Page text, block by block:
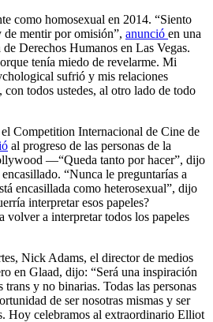
como homosexual en 2014. “Siento
de mentir por omisión”, anunció en una
Derechos Humanos en Las Vegas.
tenía miedo de revelarme. Mi
sufrió y mis relaciones
todos ustedes, al otro lado de todo
Competition Internacional de Cine de
al progreso de las personas de la
—“Queda tanto por hacer”, dijo
“Nunca le preguntarías a
encasillada como heterosexual”, dijo
interpretar esos papeles?
volver a interpretar todos los papeles
Nick Adams, el director de medios
en Glaad, dijo: “Será una inspiración
trans y no binarias. Todas las personas
de ser nosotras mismas y ser
Hoy celebramos al extraordinario Elliot